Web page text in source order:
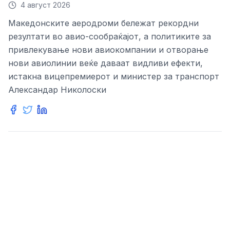
4 август 2026
Македонските аеродроми бележат рекордни
резултати во авио-сообраќајот, а политиките за
привлекување нови авиокомпании и отворање
нови авиолинии веќе даваат видливи ефекти,
истакна вицепремиерот и министер за транспорт
Александар Николоски